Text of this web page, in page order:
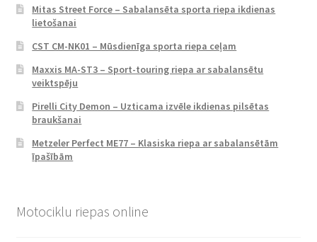
Mitas Street Force – Sabalansēta sporta riepa ikdienas
lietošanai
CST CM-NK01 – Mūsdienīga sporta riepa ceļam
Maxxis MA-ST3 – Sport-touring riepa ar sabalansētu
veiktspēju
Pirelli City Demon – Uzticama izvēle ikdienas pilsētas
braukšanai
Metzeler Perfect ME77 – Klasiska riepa ar sabalansētām
īpašībām
Motociklu riepas online